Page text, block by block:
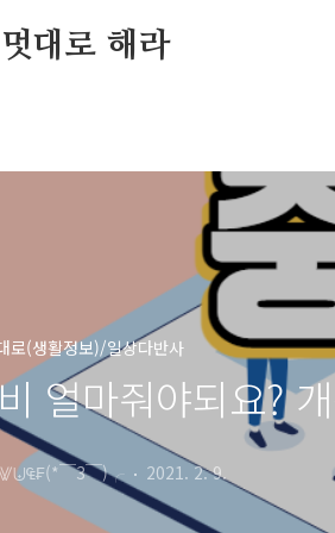
대로 해라
로(생활정보)/일상다반사
얼마줘야되요?
￣3￣)╭ 2021. 2. 9.